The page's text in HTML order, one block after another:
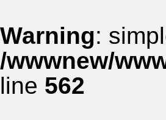
Warning:
/wwwnew/
line 562